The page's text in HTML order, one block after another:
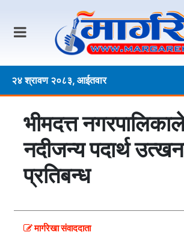
२४ श्रावण २०८३, आईतवार
भीमदत्त
नदीजन्य पदार्थ
प्रतिबन्ध
मार्गरेखा संवाददाता